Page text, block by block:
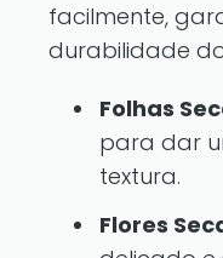
facilmente,
durabilidade
Folhas
para dar
textura.
Flores